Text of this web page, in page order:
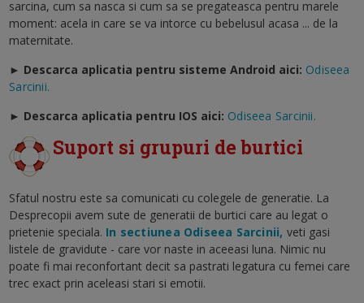
sarcina, cum sa nasca si cum sa se pregateasca pentru marele
moment: acela in care se va intorce cu bebelusul acasa ... de la
maternitate.
► Descarca aplicatia pentru sisteme Android aici: Odiseea
Sarcinii.
► Descarca aplicatia pentru IOS aici: Odiseea Sarcinii.
Suport si grupuri de burtici
Sfatul nostru este sa comunicati cu colegele de generatie. La
Desprecopii avem sute de generatii de burtici care au legat o
prietenie speciala. In sectiunea Odiseea Sarcinii, veti gasi
listele de gravidute - care vor naste in aceeasi luna. Nimic nu
poate fi mai reconfortant decit sa pastrati legatura cu femei care
trec exact prin aceleasi stari si emotii.